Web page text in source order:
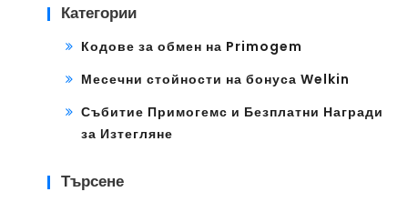
Категории
Кодове за обмен на Primogem
Месечни стойности на бонуса Welkin
Събитие Примогемс и Безплатни Награди
за Изтегляне
Търсене